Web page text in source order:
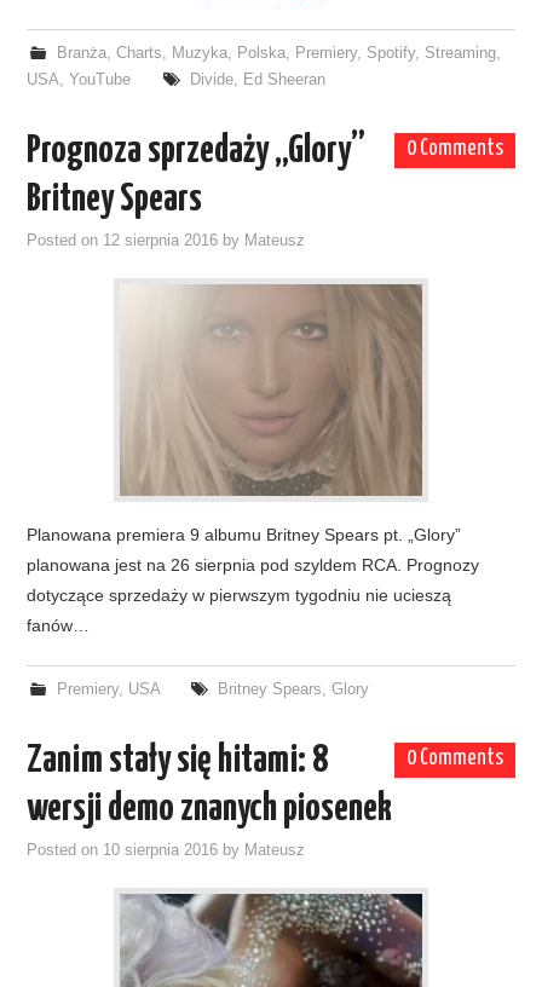
Branża, Charts, Muzyka, Polska, Premiery, Spotify, Streaming,
USA, YouTube Divide, Ed Sheeran
0 Comments
Prognoza sprzedaży „Glory”
Britney Spears
Posted on 12 sierpnia 2016 by Mateusz
Planowana premiera 9 albumu Britney Spears pt. „Glory”
planowana jest na 26 sierpnia pod szyldem RCA. Prognozy
dotyczące sprzedaży w pierwszym tygodniu nie ucieszą
fanów…
Premiery, USA Britney Spears, Glory
0 Comments
Zanim stały się hitami: 8
wersji demo znanych piosenek
Posted on 10 sierpnia 2016 by Mateusz